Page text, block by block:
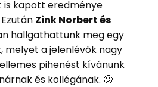
is kapott eredménye
Zink Norbert és
hallgathattunk meg egy
melyet a jelenlévők nagy
pihenést kívánunk
és kollégának. 🙂